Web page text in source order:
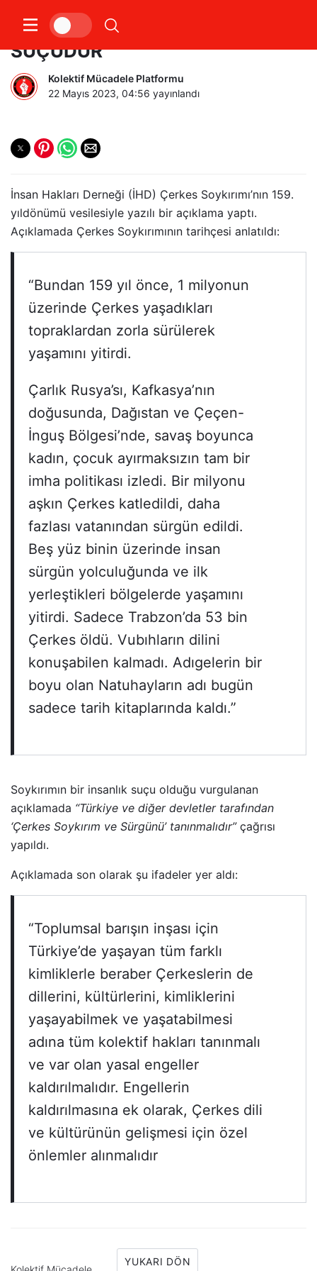
İHD : SOYKIRIM İNSANLIK
SUÇUDUR
Kolektif Mücadele Platformu
22 Mayıs 2023, 04:56 yayınlandı
İnsan Hakları Derneği (İHD) Çerkes Soykırımı’nın 159.
yıldönümü vesilesiyle yazılı bir açıklama yaptı.
Açıklamada Çerkes Soykırımının tarihçesi anlatıldı:
“Bundan 159 yıl önce, 1 milyonun
üzerinde Çerkes yaşadıkları
topraklardan zorla sürülerek
yaşamını yitirdi.
Çarlık Rusya’sı, Kafkasya’nın
doğusunda, Dağıstan ve Çeçen-
İnguş Bölgesi’nde, savaş boyunca
kadın, çocuk ayırmaksızın tam bir
imha politikası izledi. Bir milyonu
aşkın Çerkes katledildi, daha
fazlası vatanından sürgün edildi.
Beş yüz binin üzerinde insan
sürgün yolculuğunda ve ilk
yerleştikleri bölgelerde yaşamını
yitirdi. Sadece Trabzon’da 53 bin
Çerkes öldü. Vubıhların dilini
konuşabilen kalmadı. Adıgelerin bir
boyu olan Natuhayların adı bugün
sadece tarih kitaplarında kaldı.”
Soykırımın bir insanlık suçu olduğu vurgulanan
açıklamada “Türkiye ve diğer devletler tarafından
‘Çerkes Soykırım ve Sürgünü’ tanınmalıdır”çağrısı
yapıldı.
Açıklamada son olarak şu ifadeler yer aldı:
“Toplumsal barışın inşası için
Türkiye’de yaşayan tüm farklı
kimliklerle beraber Çerkeslerin de
dillerini, kültürlerini, kimliklerini
yaşayabilmek ve yaşatabilmesi
adına tüm kolektif hakları tanınmalı
ve var olan yasal engeller
kaldırılmalıdır. Engellerin
kaldırılmasına ek olarak, Çerkes dili
ve kültürünün gelişmesi için özel
önlemler alınmalıdır
YUKARI DÖN